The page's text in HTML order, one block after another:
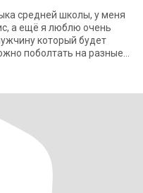
средней школы, у меня
а ещё я люблю очень
который будет
поболтать на разные